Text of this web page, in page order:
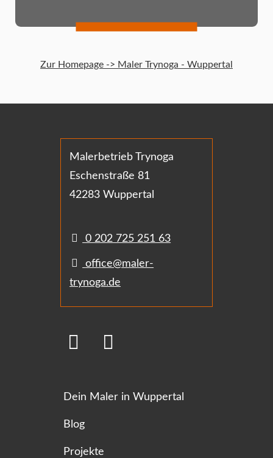
Zur Homepage -> Maler Trynoga - Wuppertal
Malerbetrieb Trynoga
Eschenstraße 81
42283 Wuppertal
0 202 725 251 63
office@maler-
trynoga.de
Dein Maler in Wuppertal
Blog
Projekte